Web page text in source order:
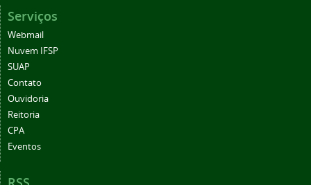
Serviços
Webmail
Nuvem IFSP
SUAP
Contato
Ouvidoria
Reitoria
CPA
Eventos